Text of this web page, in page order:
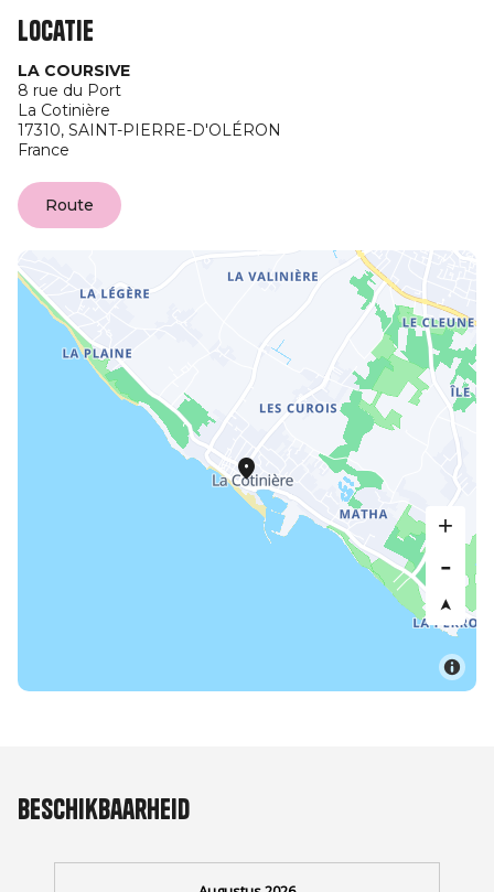
Locatie
LA COURSIVE
8 rue du Port
La Cotinière
17310, SAINT-PIERRE-D'OLÉRON
France
Route
Beschikbaarheid